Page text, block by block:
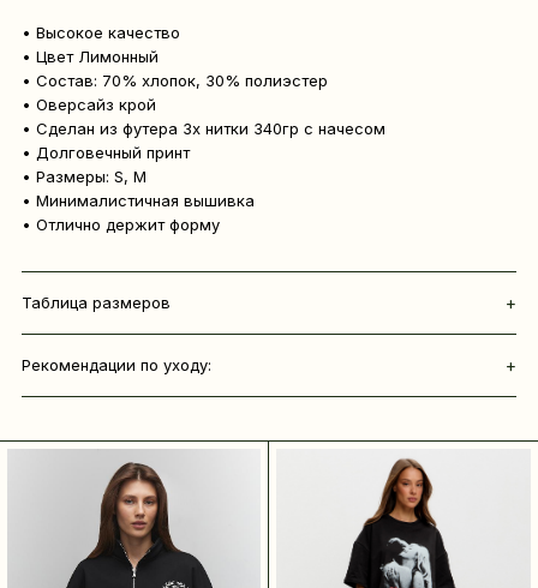
• Высокое качество
• Цвет Лимонный
• Состав: 70% хлопок, 30% полиэстер
• Оверсайз крой
• Сделан из футера 3х нитки 340гр с начесом
• Долговечный принт
• Размеры: S, M
• Минималистичная вышивка
• Отлично держит форму
Таблица размеров
Рекомендации по уходу: